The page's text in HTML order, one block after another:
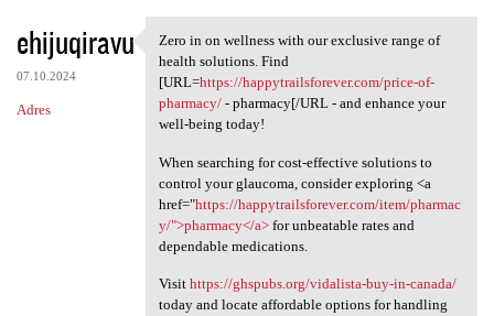
ehijuqiravu
07.10.2024
Adres
Zero in on wellness with our
Zero in on wellness with our exclusive range of
health solutions. Find
[URL=https://happytrailsforever.com/price-of-
pharmacy/- pharmacy[/URL - and enhance your
well-being today!
When searching for cost-effective solutions to
control your glaucoma, consider exploring <a
href="https://happytrailsforever.com/item/pharmac
y/">pharmacy</a>for unbeatable rates and
dependable medications.
Visit https://ghspubs.org/vidalista-buy-in-canada/
today and locate affordable options for handling